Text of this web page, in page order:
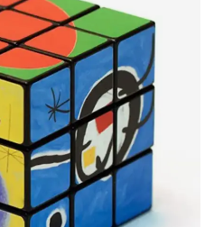
2026
Mochila Stivibags